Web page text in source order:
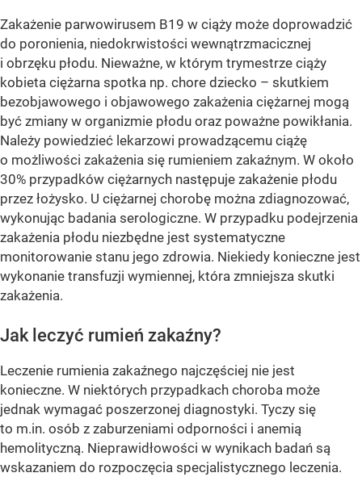
Zakażenie parwowirusem B19 w ciąży może doprowadzić
do poronienia, niedokrwistości wewnątrzmacicznej
i obrzęku płodu. Nieważne, w którym trymestrze ciąży
kobieta ciężarna spotka np. chore dziecko – skutkiem
bezobjawowego i objawowego zakażenia ciężarnej mogą
być zmiany w organizmie płodu oraz poważne powikłania.
Należy powiedzieć lekarzowi prowadzącemu ciążę
o możliwości zakażenia się rumieniem zakaźnym. W około
30% przypadków ciężarnych następuje zakażenie płodu
przez łożysko. U ciężarnej chorobę można zdiagnozować,
wykonując badania serologiczne. W przypadku podejrzenia
zakażenia płodu niezbędne jest systematyczne
monitorowanie stanu jego zdrowia. Niekiedy konieczne jest
wykonanie transfuzji wymiennej, która zmniejsza skutki
zakażenia.
Jak leczyć rumień zakaźny?
Leczenie rumienia zakaźnego najczęściej nie jest
konieczne. W niektórych przypadkach choroba może
jednak wymagać poszerzonej diagnostyki. Tyczy się
to m.in. osób z zaburzeniami odporności i anemią
hemolityczną. Nieprawidłowości w wynikach badań są
wskazaniem do rozpoczęcia specjalistycznego leczenia.